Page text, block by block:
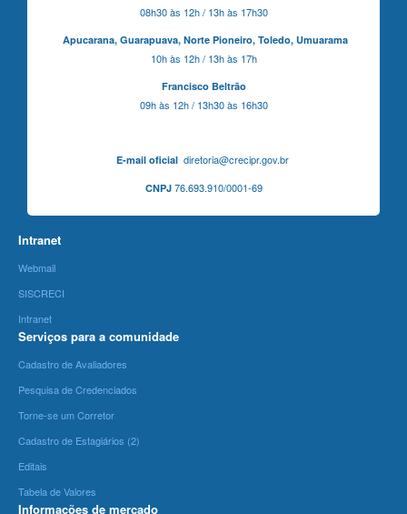
08h30 às 12h / 13h às 17h30
Apucarana, Guarapuava, Norte Pioneiro, Toledo, Umuarama
10h às 12h / 13h às 17h
Francisco Beltrão
09h às 12h / 13h30 às 16h30
E-mail oficialdiretoria@crecipr.gov.br
CNPJ76.693.910/0001-69
Intranet
Webmail
SISCRECI
Intranet
Serviços para a comunidade
Cadastro de Avaliadores
Pesquisa de Credenciados
Torne-se um Corretor
Cadastro de Estagiários (2)
Editais
Tabela de Valores
Informações de mercado